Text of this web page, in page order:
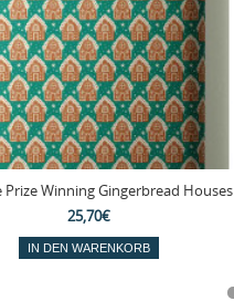
Prize Winning Gingerbread Houses
25,70€
IN DEN WARENKORB